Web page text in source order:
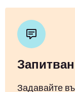
Задавайте